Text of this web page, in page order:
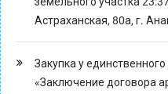
Астраханская, 80а, г.
Закупка у
«Заключение договора